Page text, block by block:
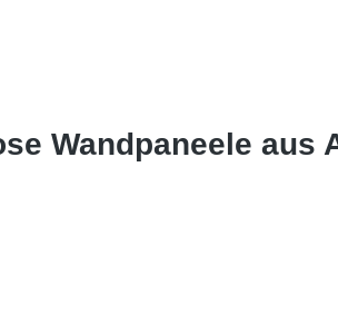
Wandpaneele aus